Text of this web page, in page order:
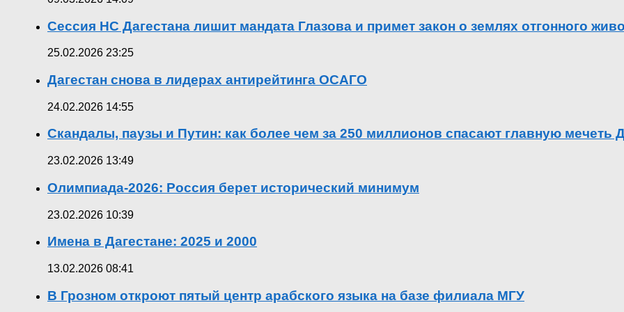
Сессия НС Дагестана лишит мандата Глазова и примет закон о землях отгонного
25.02.2026 23:25
Дагестан снова в лидерах антирейтинга ОСАГО
24.02.2026 14:55
Скандалы, паузы и Путин: как более чем за 250 миллионов спасают главную мечеть
23.02.2026 13:49
Олимпиада-2026: Россия берет исторический минимум
23.02.2026 10:39
Имена в Дагестане: 2025 и 2000
13.02.2026 08:41
В Грозном откроют пятый центр арабского языка на базе филиала МГУ